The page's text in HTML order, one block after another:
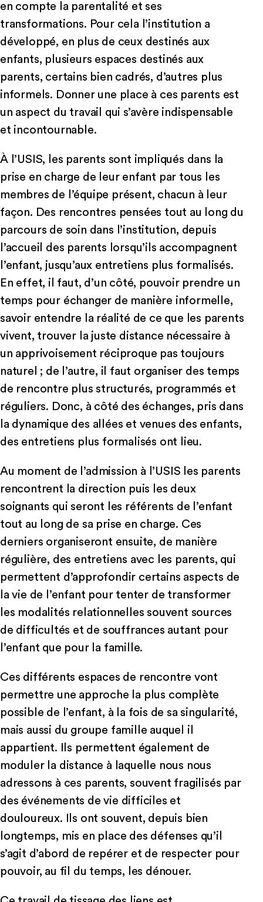
en compte la parentalité et ses
transformations. Pour cela l’institution a
développé, en plus de ceux destinés aux
enfants, plusieurs espaces destinés aux
parents, certains bien cadrés, d’autres plus
informels. Donner une place à ces parents est
un aspect du travail qui s’avère indispensable
et incontournable.
À l’USIS, les parents sont impliqués dans la
prise en charge de leur enfant par tous les
membres de l’équipe présent, chacun à leur
façon. Des rencontres pensées tout au long du
parcours de soin dans l’institution, depuis
l’accueil des parents lorsqu’ils accompagnent
l’enfant, jusqu’aux entretiens plus formalisés.
En effet, il faut, d’un côté, pouvoir prendre un
temps pour échanger de manière informelle,
savoir entendre la réalité de ce que les parents
vivent, trouver la juste distance nécessaire à
un apprivoisement réciproque pas toujours
naturel ; de l’autre, il faut organiser des temps
de rencontre plus structurés, programmés et
réguliers. Donc, à côté des échanges, pris dans
la dynamique des allées et venues des enfants,
des entretiens plus formalisés ont lieu.
Au moment de l’admission à l’USIS les parents
rencontrent la direction puis les deux
soignants qui seront les référents de l’enfant
tout au long de sa prise en charge. Ces
derniers organiseront ensuite, de manière
régulière, des entretiens avec les parents, qui
permettent d’approfondir certains aspects de
la vie de l’enfant pour tenter de transformer
les modalités relationnelles souvent sources
de difficultés et de souffrances autant pour
l’enfant que pour la famille.
Ces différents espaces de rencontre vont
permettre une approche la plus complète
possible de l’enfant, à la fois de sa singularité,
mais aussi du groupe famille auquel il
appartient. Ils permettent également de
moduler la distance à laquelle nous nous
adressons à ces parents, souvent fragilisés par
des événements de vie difficiles et
douloureux. Ils ont souvent, depuis bien
longtemps, mis en place des défenses qu’il
s’agit d’abord de repérer et de respecter pour
pouvoir, au fil du temps, les dénouer.